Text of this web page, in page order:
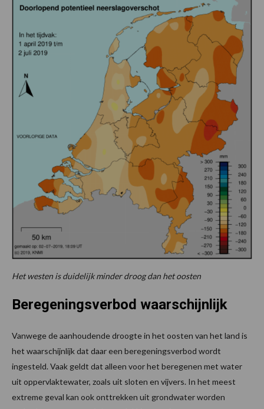
Het westen is duidelijk minder droog dan het oosten
Beregeningsverbod waarschijnlijk
Vanwege de aanhoudende droogte in het oosten van het land is
het waarschijnlijk dat daar een beregeningsverbod wordt
ingesteld. Vaak geldt dat alleen voor het beregenen met water
uit oppervlaktewater, zoals uit sloten en vijvers. In het meest
extreme geval kan ook onttrekken uit grondwater worden